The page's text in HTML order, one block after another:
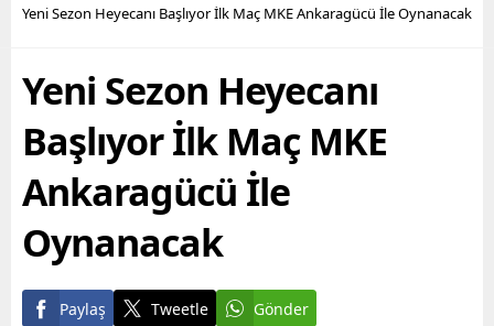
Akademisi Mühendislik
bitirdi. Bir aile şirketi olan
SUMAS Makine Sanayi
Özkan kimdir? (DBL
Türkiye organizatörü
Dolmabahçe A.Ş.
bünyesindeki DBL
Entertainment için
boykot...
Yeni Sezon Heyecanı Başlıyor İlk Maç MKE Ankaragücü İle Oynanacak
Yeni Sezon Heyecanı
Başlıyor İlk Maç MKE
Ankaragücü İle
Oynanacak
Paylaş Tweetle Gönder